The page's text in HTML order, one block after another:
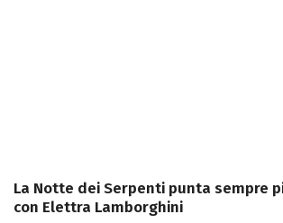
La Notte dei Serpenti punta sempre
con Elettra Lamborghini